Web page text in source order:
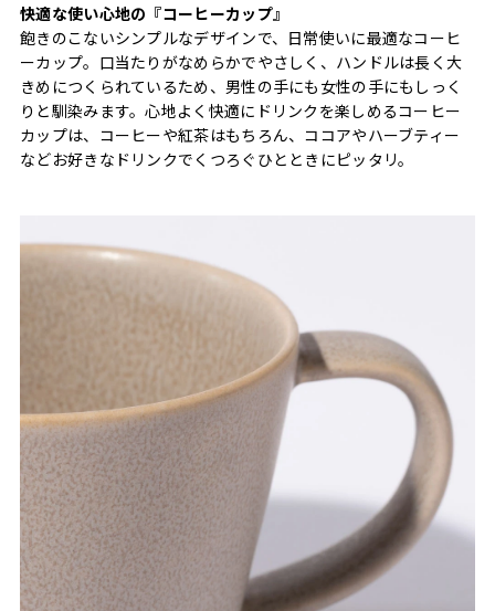
快適な使い心地の『コーヒーカップ』
飽きのこないシンプルなデザインで、日常使いに最適なコーヒ
ーカップ。口当たりがなめらかでやさしく、ハンドルは長く大
きめにつくられているため、男性の手にも女性の手にもしっく
りと馴染みます。心地よく快適にドリンクを楽しめるコーヒー
カップは、コーヒーや紅茶はもちろん、ココアやハーブティー
などお好きなドリンクでくつろぐひとときにピッタリ。